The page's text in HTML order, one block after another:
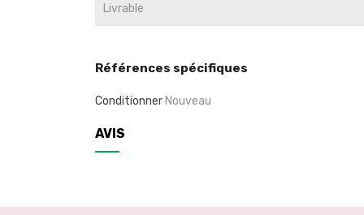
Livrable
Références spécifiques
Conditionner Nouveau
AVIS